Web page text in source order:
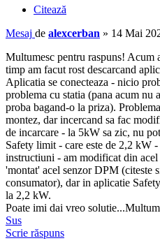
Citează
Mesaj de alexcerban » 14 Mai
Multumesc pentru raspuns! Acum
timp am facut rost descarcand
Aplicatia se conecteaza - nicio
problema cu statia (pana acum nu
proba bagand-o la priza).
montez, dar incercand sa fac
de incarcare - la 5kW sa zic, nu
Safety limit - care este de 2,2 kW
instructiuni - am modificat din
'montat' acel senzor DPM (citeste
consumator), dar in aplicatie
la 2,2 kW.
Poate imi dai vreo
Sus
Scrie răspuns